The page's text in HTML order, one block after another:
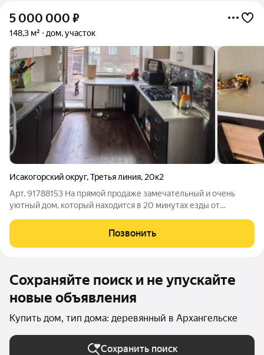
5 000 000 ₽
148,3 м² дом, участок
Исакогорский округ,Третья линия, 20к2
Арт. 91788153 На прямой продаже замечательный и очень
уютный дом, который находится в 20 минутах езды от
расположен дом находится в собственности (проведено
межевание) Дом каркасный, внутри
Позвонить
Сохраняйте поиск и не упускайте
новые объявления
Купить дом, тип дома: деревянный в Архангельске
Сохранить поиск